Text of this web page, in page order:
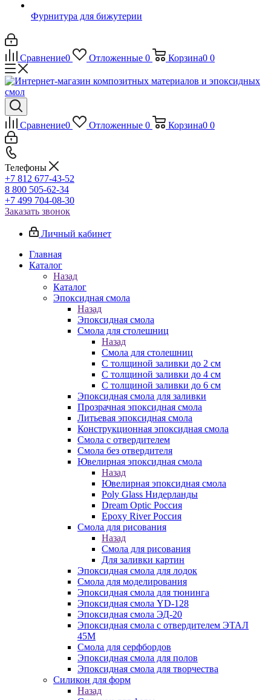
Фурнитура для бижутерии
Сравнение0 Отложенные 0 Корзина0 0
Сравнение0 Отложенные 0 Корзина0 0
Телефоны
+7 812 677-43-52
8 800 505-62-34
+7 499 704-08-30
Заказать звонок
Личный кабинет
Главная
Каталог
Назад
Каталог
Эпоксидная смола
Назад
Эпоксидная смола
Смола для столешниц
Назад
Смола для столешниц
С толщиной заливки до 2 см
С толщиной заливки до 4 см
С толщиной заливки до 6 см
Эпоксидная смола для заливки
Прозрачная эпоксидная смола
Литьевая эпоксидная смола
Конструкционная эпоксидная смола
Смола с отвердителем
Смола без отвердителя
Ювелирная эпоксидная смола
Назад
Ювелирная эпоксидная смола
Poly Glass Нидерланды
Dream Optic Россия
Epoxy River Россия
Смола для рисования
Назад
Смола для рисования
Для заливки картин
Эпоксидная смола для лодок
Смола для моделирования
Эпоксидная смола для тюнинга
Эпоксидная смола YD-128
Эпоксидная смола ЭД-20
Эпоксидная смола с отвердителем ЭТАЛ
45М
Смола для серфбордов
Эпоксидная смола для полов
Эпоксидная смола для творчества
Силикон для форм
Назад